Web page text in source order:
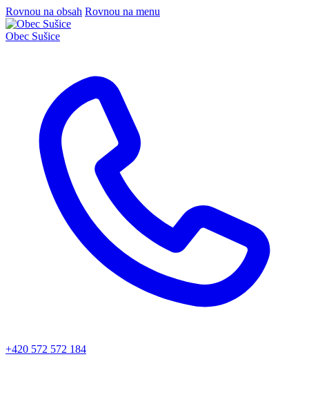
Rovnou na obsah Rovnou na menu
Obec Sušice
+420 572 572 184